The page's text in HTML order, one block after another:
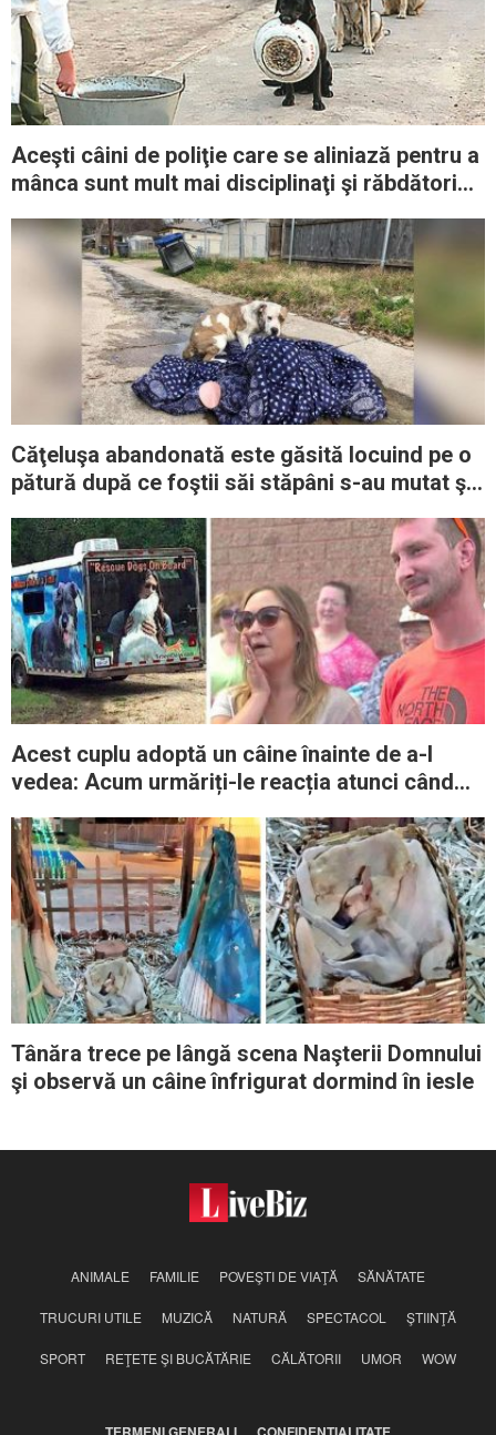
Aceşti câini de poliţie care se aliniază pentru a
mânca sunt mult mai disciplinaţi şi răbdători
Căţeluşa abandonată este găsită locuind pe o
pătură după ce foştii săi stăpâni s-au mutat şi
Acest cuplu adoptă un câine înainte de a-l
vedea: Acum urmăriți-le reacția atunci când
Tânăra trece pe lângă scena Naşterii Domnului
şi observă un câine înfrigurat dormind în iesle
ANIMALE FAMILIE POVEŞTI DE VIAŢĂ SĂNĂTATE
TRUCURI UTILE MUZICĂ NATURĂ SPECTACOL ŞTIINŢĂ
SPORT REŢETE ŞI BUCĂTĂRIE CĂLĂTORII UMOR WOW